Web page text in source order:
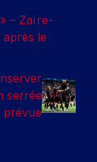
– Zaïre-
après le
serrée
prévue